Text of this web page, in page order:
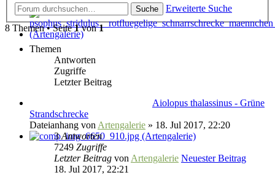
Suche
Erweiterte Suche
8 Themen • Seite1von1
Themen
Antworten
Zugriffe
Letzter Beitrag
Aiolopus thalassinus - Grüne
Strandschrecke
Dateianhang von Artengalerie » 18. Jul 2017, 22:20
3Antworten
7249 Zugriffe
Letzter Beitrag von Artengalerie Neuester Beitrag
18. Jul 2017, 22:21